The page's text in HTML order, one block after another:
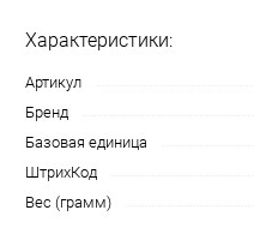
Характеристики:
Артикул
Бренд
Базовая единица
ШтрихКод
Вес (грамм)